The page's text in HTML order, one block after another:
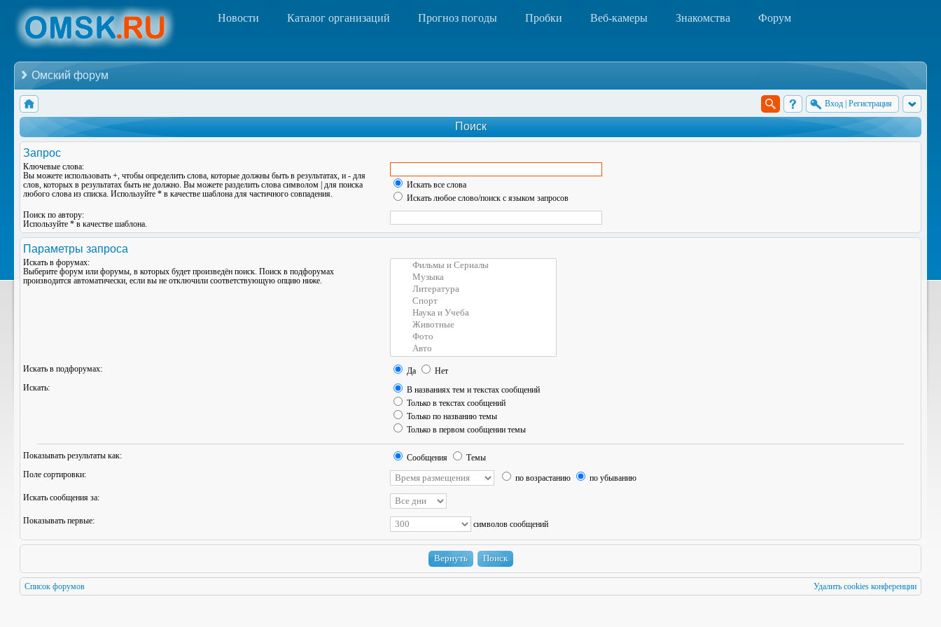
Новости Каталог организаций Прогноз погоды Пробки Веб-камеры Знакомства Форум
Омский форум
Вход Регистрация
Поиск
Запрос
Ключевые слова:
Вы можете использовать +, чтобы определить слова, которые должны быть в результатах, и - для
слов, которых в результатах быть не должно. Вы можете разделить слова символом для поиска
любого слова из списка. Используйте * в качестве шаблона для частичного совпадения.
Искать все слова
Искать любое слово/поиск с языком запросов
Поиск по автору:
Используйте * в качестве шаблона.
Параметры запроса
Искать в форумах:
Выберите форум или форумы, в которых будет произведён поиск. Поиск в подфорумах
производится автоматически, если вы не отключили соответствующую опцию ниже.
Искать в подфорумах: Да
Нет
Искать:
В названиях тем и текстах сообщений
Только в текстах сообщений
Только по названию темы
Только в первом сообщении темы
Показывать результаты как: Сообщения
Темы
Поле сортировки:
по возрастанию
по убыванию
Искать сообщения за:
Показывать первые: символов сообщений
Список форумов Удалить cookies конференции